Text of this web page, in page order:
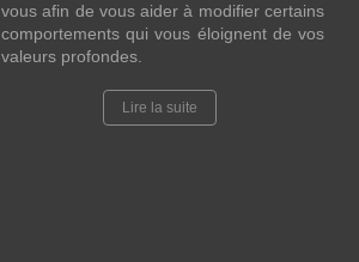
vous afin de vous aider à modifier certains
comportements qui vous éloignent de vos
valeurs profondes.
Lire la suite